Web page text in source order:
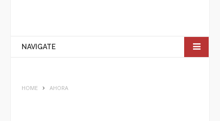
NAVIGATE
HOME AHORA